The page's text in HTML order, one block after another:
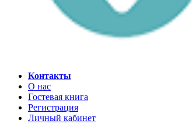
Контакты
О нас
Гостевая книга
Регистрация
Личный кабинет